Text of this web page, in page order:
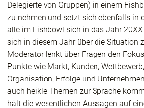
Delegierte von Gruppen) in einem
zu nehmen und setzt sich ebenfalls in
alle im Fishbowl sich in das Jahr 20XX
sich in diesem Jahr über die Situation
Moderator lenkt über Fragen den
Punkte wie Markt, Kunden,
Organisation, Erfolge und
auch heikle Themen zur Sprache
hält die wesentlichen Aussagen auf